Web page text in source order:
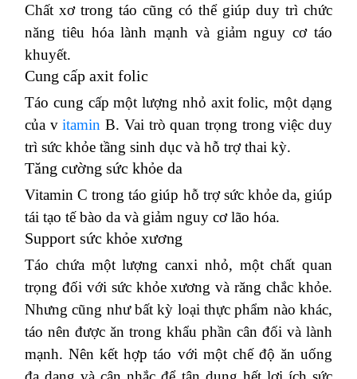
Chất xơ trong táo cũng có thể giúp duy trì chức
năng tiêu hóa lành mạnh và giảm nguy cơ táo
khuyết.
Cung cấp axit folic
Táo cung cấp một lượng nhỏ axit folic, một dạng
của vitamin B. Vai trò quan trọng trong việc duy
trì sức khỏe tầng sinh dục và hỗ trợ thai kỳ.
Tăng cường sức khỏe da
Vitamin C trong táo giúp hỗ trợ sức khỏe da, giúp
tái tạo tế bào da và giảm nguy cơ lão hóa.
Support sức khỏe xương
Táo chứa một lượng canxi nhỏ, một chất quan
trọng đối với sức khỏe xương và răng chắc khỏe.
Nhưng cũng như bất kỳ loại thực phẩm nào khác,
táo nên được ăn trong khẩu phần cân đối và lành
mạnh.Nên kết hợp táo với một chế độ ăn uống